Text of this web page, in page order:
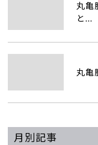
丸亀
と...
丸亀
月別記事